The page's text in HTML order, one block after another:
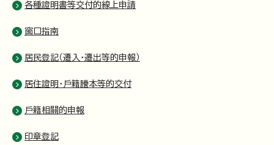
各種證明書等交付的線上申請
窗口指南
居民登記（遷入・遷出等的申報）
居住證明・戶籍謄本等的交付
戶籍相關的申報
印章登記